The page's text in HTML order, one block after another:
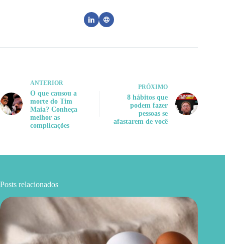
ANTERIOR
O que causou a
morte do Tim
Maia? Conheça
melhor as
complicações
PRÓXIMO
8 hábitos que
podem fazer
pessoas se
afastarem de você
Posts relacionados